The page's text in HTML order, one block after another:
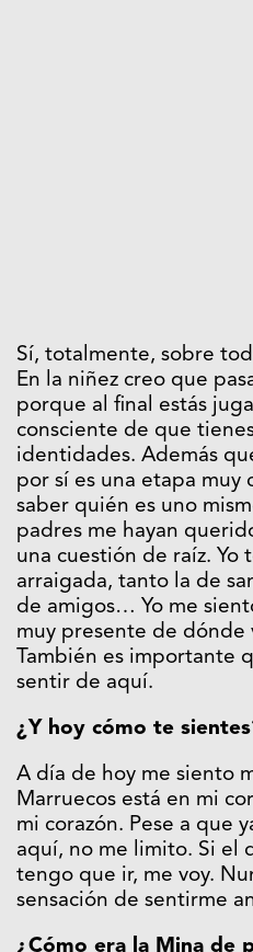
Sí, totalmente, sobre
En la niñez creo que
porque al final estás
consciente de que
identidades. Además
por sí es una etapa muy
saber quién es uno
padres me hayan
una cuestión de raíz. Yo
arraigada, tanto la de
de amigos… Yo me
muy presente de dónde
También es importante
sentir de aquí.
¿Y hoy cómo te
A día de hoy me siento
Marruecos está en mi
mi corazón. Pese a que
aquí, no me limito. Si el
tengo que ir, me voy.
sensación de sentirme
¿Cómo era la Mina de